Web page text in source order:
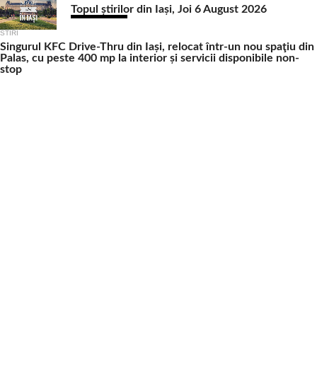
Topul știrilor din Iași, Joi 6 August 2026
STIRI
Singurul KFC Drive-Thru din Iași, relocat într-un nou spaţiu din
Palas, cu peste 400 mp la interior și servicii disponibile non-
stop